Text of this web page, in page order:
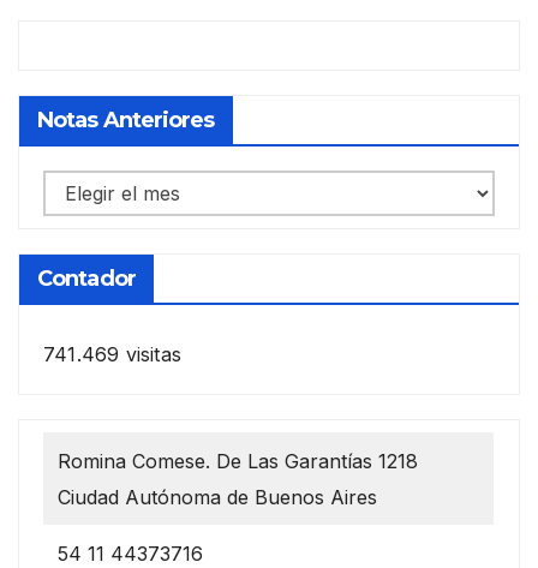
Notas Anteriores
Notas
anteriores
Contador
741.469 visitas
Romina Comese. De Las Garantías 1218
Ciudad Autónoma de Buenos Aires
54 11 44373716